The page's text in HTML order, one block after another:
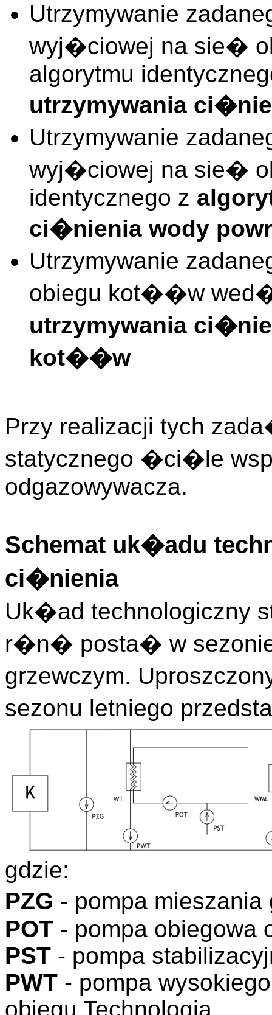
Utrzymywanie
wyj�ciowej na sie�
algorytmu
utrzymywania
Utrzymywanie
wyj�ciowej na sie�
identycznego z
ci�nienia wody
Utrzymywanie
obiegu kot��w
utrzymywania
kot��w
Przy realizacji tych
statycznego �ci�le
odgazowywacza.
Schemat uk�adu
ci�nienia
Uk�ad technologiczny
r�n� posta� w
grzewczym.
sezonu letniego
gdzie:
PZG - pompa
POT - pompa obiegowa
PST - pompa
PWT - pompa
obiegu Technologia